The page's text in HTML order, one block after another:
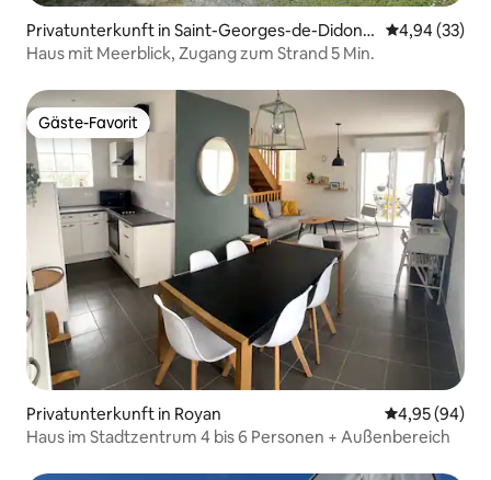
Privatunterkunft in Saint-Georges-de-Didonn
e
4,94 (33)
Haus mit Meerblick, Zugang zum Strand 5 Min.
Gäste-Favorit
Gäste-Favorit
Privatunterkunft in Royan
4,95 (94)
Haus im Stadtzentrum 4 bis 6 Personen + Außenbereich